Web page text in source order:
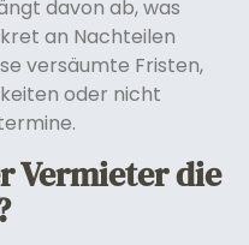
davon ab, was
an Nachteilen
versäumte Fristen,
oder nicht
Vermieter die